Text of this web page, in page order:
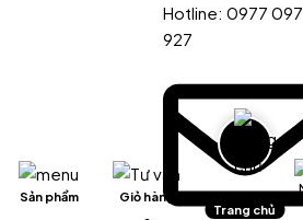
Hotline: 0977 097
927
Sản phẩm
Giỏ hàng
Trang chủ